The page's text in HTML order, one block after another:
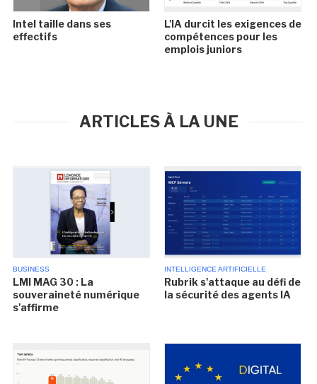
Intel taille dans ses
effectifs
L'IA durcit les exigences de
compétences pour les
emplois juniors
ARTICLES À LA UNE
BUSINESS
LMI MAG 30 : La
souveraineté numérique
s'affirme
INTELLIGENCE ARTIFICIELLE
Rubrik s'attaque au défi de
la sécurité des agents IA